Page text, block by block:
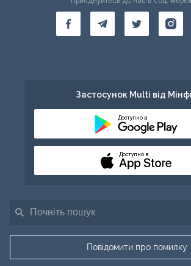
Повідомити про помилку
Застосунок Multi від
Доступно в
Доступно в